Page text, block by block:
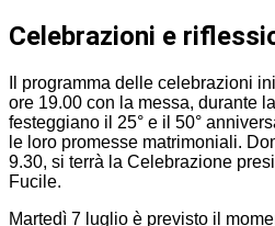
Celebrazioni e
Il programma delle celebrazioni
ore 19.00 con la messa, durante
festeggiano il 25° e il 50°
le loro promesse matrimoniali.
9.30, si terrà la Celebrazione
Fucile.
Martedì 7 luglio è previsto il